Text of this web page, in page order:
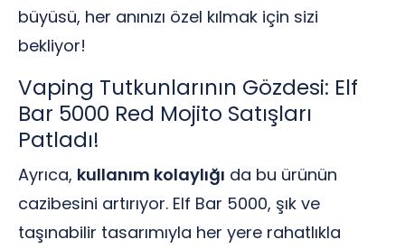
büyüsü, her anınızı özel kılmak için sizi
bekliyor!
Vaping Tutkunlarının Gözdesi: Elf
Bar 5000 Red Mojito Satışları
Patladı!
Ayrıca, kullanım kolaylığı da bu ürünün
cazibesini artırıyor. Elf Bar 5000, şık ve
taşınabilir tasarımıyla her yere rahatlıkla